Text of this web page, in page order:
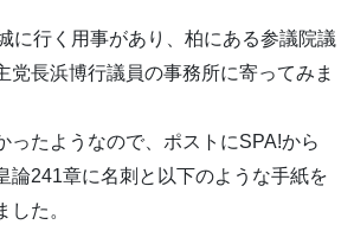
に行く用事があり、柏にある参議院議
党長浜博行議員の事務所に寄ってみま
ったようなので、ポストにSPA!から
論241章に名刺と以下のような手紙を
した。